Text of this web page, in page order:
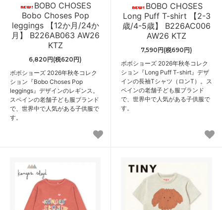
BOBO CHOSES
Bobo Choses Pop
leggings 【12か月/24か
月】 B226AB063 AW26
KTZ
6,820円(税620円)
ボボショーズ 2026年秋冬コレク
ション『Bobo Choses Pop
leggings』デザインのレギンス。
スペインの老舗子ども服ブランド
で、世界中で人気がある子供服で
す。
BOBO CHOSES
Long Puff T-shirt 【2-3
歳/4-5歳】 B226AC006
AW26 KTZ
7,590円(税690円)
ボボショーズ 2026年秋冬コレク
ション『Long Puff T-shirt』デザ
インの長袖Tシャツ（ロンT）。ス
ペインの老舗子ども服ブランド
で、世界中で人気がある子供服で
す。